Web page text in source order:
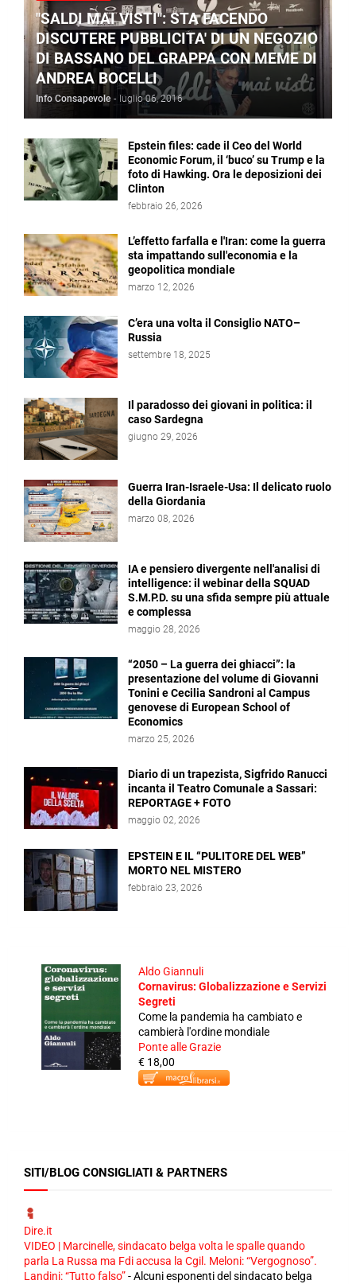
"SALDI MAI VISTI": STA FACENDO
DISCUTERE PUBBLICITA' DI UN NEGOZIO
DI BASSANO DEL GRAPPA CON MEME DI
ANDREA BOCELLI
Info Consapevole - luglio 06, 2016
Epstein files: cade il Ceo del World
Economic Forum, il ‘buco’ su Trump e la
foto di Hawking. Ora le deposizioni dei
Clinton
febbraio 26, 2026
L’effetto farfalla e l'Iran: come la guerra
sta impattando sull'economia e la
geopolitica mondiale
marzo 12, 2026
C’era una volta il Consiglio NATO–
Russia
settembre 18, 2025
Il paradosso dei giovani in politica: il
caso Sardegna
giugno 29, 2026
Guerra Iran-Israele-Usa: Il delicato ruolo
della Giordania
marzo 08, 2026
IA e pensiero divergente nell'analisi di
intelligence: il webinar della SQUAD
S.M.P.D. su una sfida sempre più attuale
e complessa
maggio 28, 2026
“2050 – La guerra dei ghiacci”: la
presentazione del volume di Giovanni
Tonini e Cecilia Sandroni al Campus
genovese di European School of
Economics
marzo 25, 2026
Diario di un trapezista, Sigfrido Ranucci
incanta il Teatro Comunale a Sassari:
REPORTAGE + FOTO
maggio 02, 2026
EPSTEIN E IL “PULITORE DEL WEB”
MORTO NEL MISTERO
febbraio 23, 2026
Aldo Giannuli
Cornavirus: Globalizzazione e Servizi
Segreti
Come la pandemia ha cambiato e
cambierà l'ordine mondiale
Ponte alle Grazie
€ 18,00
SITI/BLOG CONSIGLIATI & PARTNERS
Dire.it
VIDEO | Marcinelle, sindacato belga volta le spalle quando
parla La Russa ma Fdi accusa la Cgil. Meloni: “Vergognoso”.
Landini: “Tutto falso”-Alcuni esponenti del sindacato belga